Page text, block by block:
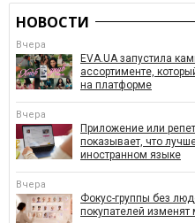
НОВОСТИ
Вчера
EVA.UA запустила
ассортименте,
на платформе
Вчера
Приложение или
показывает, что
иностранном языке
Вчера
Фокус-группы без
покупателей